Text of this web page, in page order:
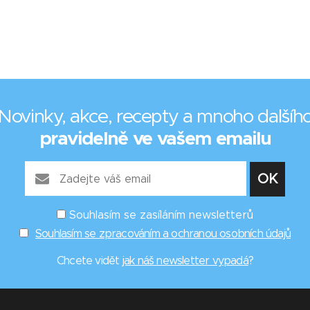
Novinky, akce, recepty a mnoho
pravidelně ve vašem emailu
Souhlasím se zasíláním newsletterů
Souhlasím se zpracováním a ochranou osobních údajů
Chcete vidět jak náš newsletter vypadá?